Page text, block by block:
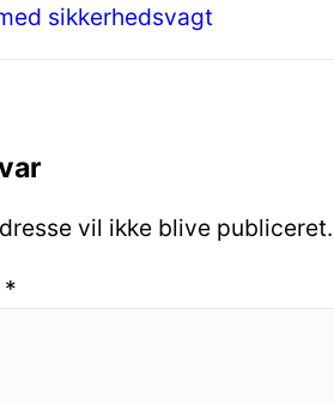
sikkerhedsvagt
vil ikke blive publiceret.
*